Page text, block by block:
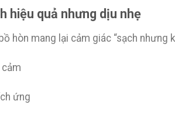
hiệu quả nhưng dịu nhẹ
hòn mang lại cảm giác “sạch nhưng
cảm
ứng